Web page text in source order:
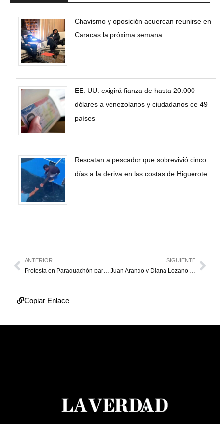
Chavismo y oposición acuerdan reunirse en
Caracas la próxima semana
EE. UU. exigirá fianza de hasta 20.000
dólares a venezolanos y ciudadanos de 49
países
Rescatan a pescador que sobrevivió cinco
días a la deriva en las costas de Higuerote
ANTERIOR
Protesta en Paraguachón paraliza el tráfico en la Troncal del Caribe
SIGUIENTE
Juan Arango y Diana Lozano se divorcian
Copiar Enlace